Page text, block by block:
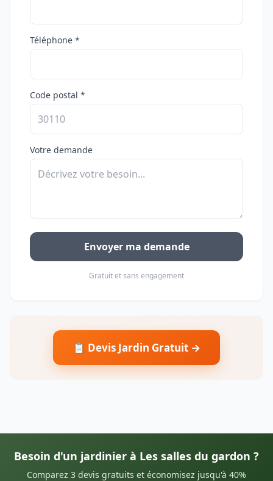
Téléphone *
Code postal *
Votre demande
Envoyer ma demande
Gratuit et sans engagement
📋 Devis Jardin Gratuit →
Besoin d'un jardinier à Les salles du gardon ?
Comparez 3 devis gratuits et économisez jusqu'à 40%